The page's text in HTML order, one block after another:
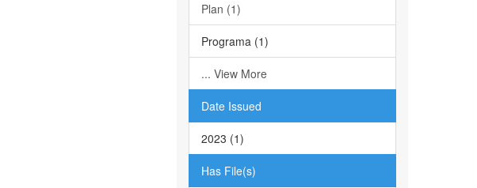
Plan (1)
Programa (1)
... View More
Date Issued
2023 (1)
Has File(s)